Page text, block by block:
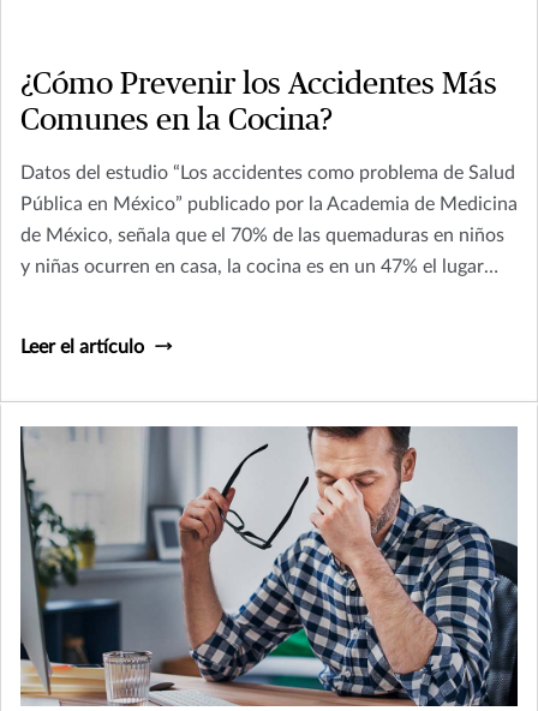
¿Cómo Prevenir los Accidentes Más
Comunes en la Cocina?
Datos del estudio “Los accidentes como problema de Salud
Pública en México” publicado por la Academia de Medicina
de México, señala que el 70% de las quemaduras en niños
y niñas ocurren en casa, la cocina es en un 47% el lugar
Leer el artículo